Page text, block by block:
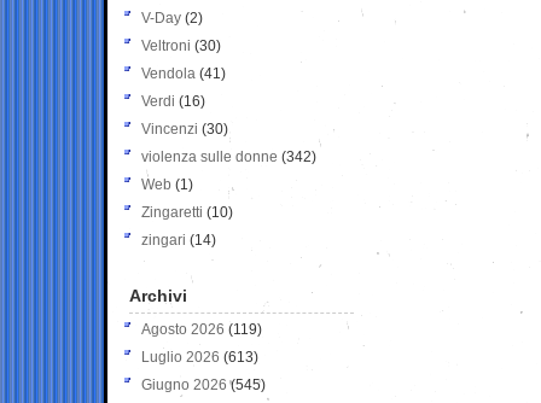
V-Day (2)
Veltroni (30)
Vendola (41)
Verdi (16)
Vincenzi (30)
violenza sulle donne (342)
Web (1)
Zingaretti (10)
zingari (14)
Archivi
Agosto 2026 (119)
Luglio 2026 (613)
Giugno 2026 (545)